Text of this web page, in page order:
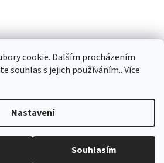
cookie. Dalším procházením
souhlas s jejich používáním.. Více
Nastavení
Souhlasím
8:30 - 16:00 Úterý: 9:00 -17:00 Středa: 8:30
zlato Praha. Všechna práva vyhrazena.
nastavení cookies